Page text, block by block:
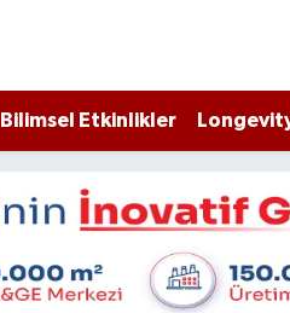
Bilimsel Etkinlikler